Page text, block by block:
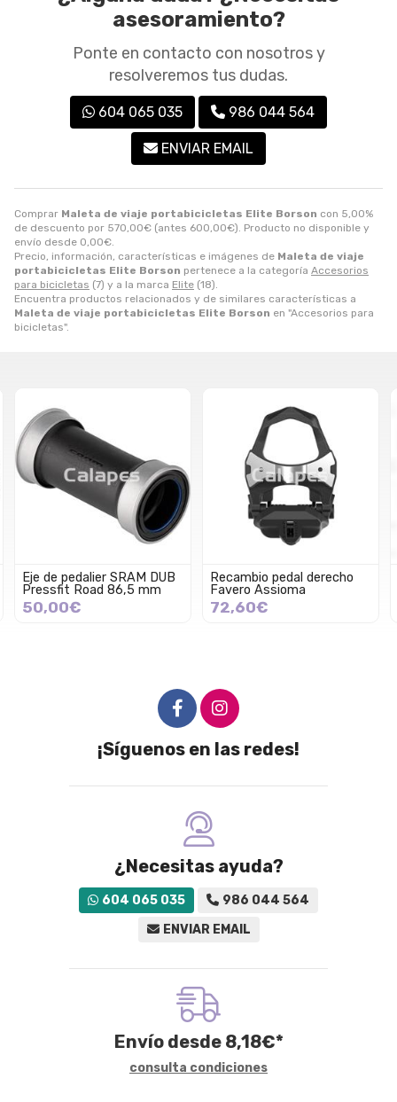
Comprar Maleta de viaje portabicicletas Elite Borson con 5,00%
de descuento por 570,00€ (antes 600,00€). Producto no disponible y
envío desde 0,00€.
Precio, información, características e imágenes de Maleta de viaje
portabicicletas Elite Borson pertenece a la categoría Accesorios
para bicicletas (7) y a la marca Elite (18).
Encuentra productos relacionados y de similares características a
Maleta de viaje portabicicletas Elite Borson en "Accesorios para
bicicletas".
asesoramiento?
Ponte en contacto con nosotros y
resolveremos tus dudas.
604 065 035 986 044 564
ENVIAR EMAIL
Recambio pedal derecho
Favero Assioma
72,60€
Recambio pedal izquierdo
Favero Assioma
72,60€
¡Síguenos en las redes!
¿Necesitas ayuda?
604 065 035
986 044 564
ENVIAR EMAIL
Envío desde 8,18€*
consulta condiciones